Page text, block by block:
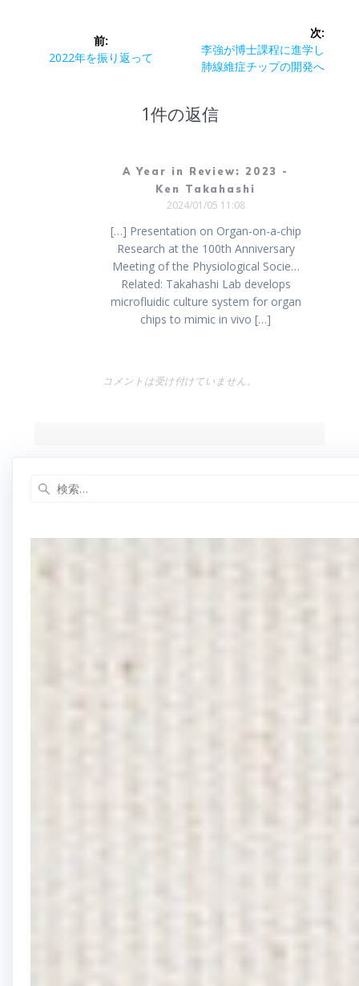
前:
前
2022年を振り返って
次:
次
の
李強が博士課程に進学し
肺線維症チップの開発へ
1件の返信
A Year in Review: 2023 -
Ken Takahashi
2024/01/05 11:08
[…] Presentation on Organ-on-a-chip
Research at the 100th Anniversary
Meeting of the Physiological Socie…
Related: Takahashi Lab develops
microfluidic culture system for organ
chips to mimic in vivo […]
コメントは受け付けていません。